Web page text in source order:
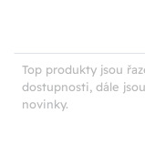
Top produkty jsou
dostupnosti, dále
novinky.